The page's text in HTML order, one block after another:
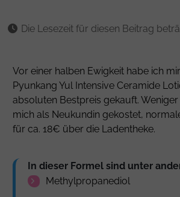
Die Lesezeit für diesen Beitrag
Vor einer halben Ewigkeit habe ich
Pyunkang Yul IntensiveCeramide
absoluten Bestpreis gekauft.
mich als Neukundin gekostet,
für ca. 18€ über die Ladentheke.
In dieser Formel sind unter
Methylpropanediol